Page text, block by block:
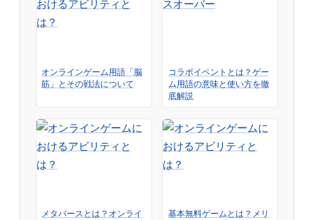
オンラインゲーム用語「脳
筋」とその戦法について
コラボイベントとは？ゲー
ム用語の意味と使い方を徹
底解説
メタバースとは？オンライ
基本無料ゲームとは？メリ